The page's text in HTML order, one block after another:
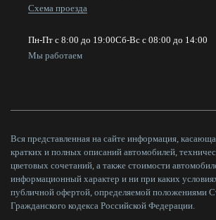
Схема проезда
Пн-Пт с 8:00 до 19:00Сб-Вс с 08:00 до 14:00
Мы работаем
Вся представленная на сайте информация,
кратких и полных описаний автомобилей,
цветовых сочетаний, а также стоимости
информационный характер и ни при каких
публичной офертой, определяемой положениями
Гражданского кодекса Российской Федерации.